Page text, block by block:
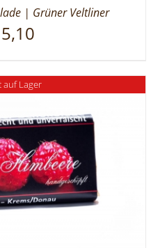
| Grüner Veltliner
5,10
auf Lager